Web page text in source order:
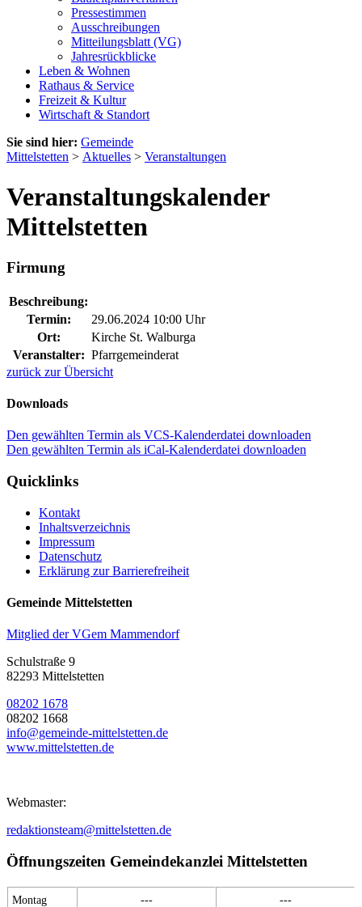
Pressestimmen
Ausschreibungen
Mitteilungsblatt (VG)
Jahresrückblicke
Leben & Wohnen
Rathaus & Service
Freizeit & Kultur
Wirtschaft & Standort
Sie sind hier: Gemeinde
Mittelstetten > Aktuelles > Veranstaltungen
Veranstaltungskalender
Mittelstetten
Firmung
Beschreibung:
Termin:
29.06.2024 10:00 Uhr
Ort:
Kirche St. Walburga
Veranstalter: Pfarrgemeinderat
zurück zur Übersicht
Downloads
Den gewählten Termin als VCS-Kalenderdatei downloaden
Den gewählten Termin als iCal-Kalenderdatei downloaden
Quicklinks
Kontakt
Inhaltsverzeichnis
Impressum
Datenschutz
Erklärung zur Barrierefreiheit
Gemeinde Mittelstetten
Mitglied der VGem Mammendorf
Schulstraße 9
82293 Mittelstetten
08202 1678
08202 1668
info@gemeinde-mittelstetten.de
www.mittelstetten.de
Webmaster:
redaktionsteam@mittelstetten.de
Öffnungszeiten Gemeindekanzlei Mittelstetten
Montag --- ---